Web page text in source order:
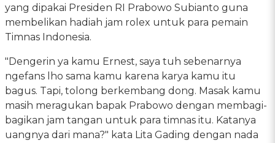
yang dipakai Presiden RI Prabowo Subianto guna
membelikan hadiah jam rolex untuk para pemain
Timnas Indonesia.
"Dengerin ya kamu Ernest, saya tuh sebenarnya
ngefans lho sama kamu karena karya kamu itu
bagus. Tapi, tolong berkembang dong. Masak kamu
masih meragukan bapak Prabowo dengan membagi-
bagikan jam tangan untuk para timnas itu. Katanya
uangnya dari mana?" kata Lita Gading dengan nada